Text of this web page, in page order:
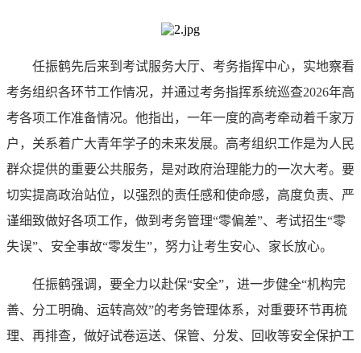
任振鹤先后来到考试服务大厅、考务指挥中心，实地察看
考务组织各环节工作情况，并通过考务指挥系统巡查2026年高
考各项工作准备情况。他指出，一年一度的高考牵动着千家万
户，关系着广大青年学子的未来发展。高考组织工作是为人民
群众提供的重要公共服务，是对政府治理能力的一次大考。要
切实提高政治站位，以强烈的责任感和使命感，高度负责、严
谨细致做好各项工作，做到考务管理“零偏差”、考试招生“零
失误”、安全事故“零发生”，努力让考生安心、家长放心。
任振鹤强调，要全力以赴保“安全”，进一步健全“机构完
善、分工明确、运转高效”的考务管理体系，对重要环节再梳
理、再排查，做好试卷运送、保管、分发、回收等安全保护工